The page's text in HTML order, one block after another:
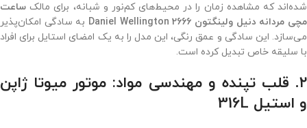
شده‌اند که مشاهده زمان را در محیط‌های کم‌نور و شبانه، برای مالک ساعت
مچی مردانه دنیل ولینگتون 2666 Daniel Wellington
به سادگی امکان‌پذیر
می‌سازد. این سادگی و عمق رنگی، این مدل را به یک امضای استایل برای افراد
با سلیقه خاص تبدیل کرده است.
۲. قلب تپنده و مهندسی مواد: موتور میوتا ژاپن
و استیل 316L